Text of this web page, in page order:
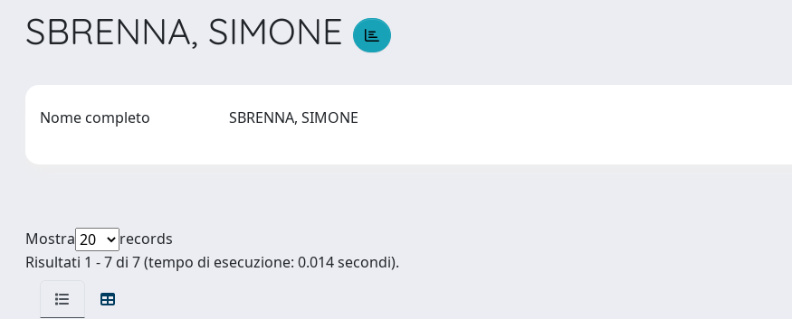
SBRENNA, SIMONE
Nome completo SBRENNA, SIMONE
Mostra
records
Risultati 1 - 7 di 7 (tempo di esecuzione: 0.014 secondi).